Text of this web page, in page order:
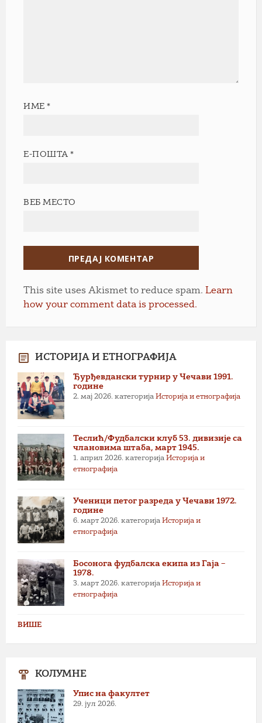
ИМЕ*
Е-ПОШТА*
ВЕБ МЕСТО
This site uses Akismet to reduce spam. Learn
how your comment data is processed.
ИСТОРИЈА И ЕТНОГРАФИЈА
Ђурђевдански турнир у Чечави 1991.
године
2. мај 2026. категорија Историја и етнографија
Теслић/Фудбалски клуб 53. дивизије са
члановима штаба, март 1945.
1. април 2026. категорија Историја и
етнографија
Ученици петог разреда у Чечави 1972.
године
6. март 2026. категорија Историја и
етнографија
Босонога фудбалска екипа из Гаја –
1978.
3. март 2026. категорија Историја и
етнографија
ВИШЕ
КОЛУМНЕ
Упис на факултет
29. јул 2026.